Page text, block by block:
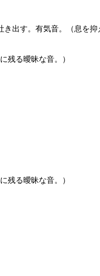
出す。有気音。（息を
残る曖昧な音。）
残る曖昧な音。）